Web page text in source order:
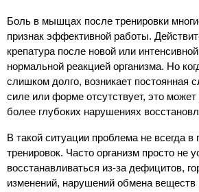
Боль в мышцах после тренировки
признак эффективной работы.
крепатура после новой или
нормальной реакцией организма. Но
слишком долго, возникает постоянная
силе или форме отсутствует, это может
более глубоких нарушениях
В такой ситуации проблема не всегда в
тренировок. Часто организм просто не
восстанавливаться из-за дефицитов,
изменений, нарушений обмена веществ